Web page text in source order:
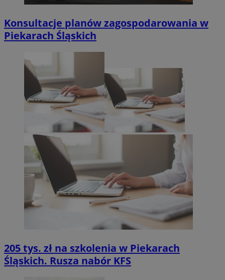
Konsultacje planów zagospodarowania w
Piekarach Śląskich
205 tys. zł na szkolenia w Piekarach
Śląskich. Rusza nabór KFS